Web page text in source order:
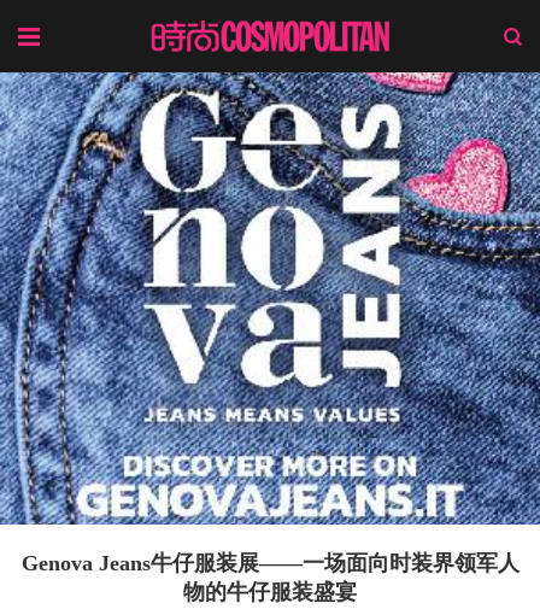
Genova Jeans牛仔服装展——一场面向时装界领军人
物的牛仔服装盛宴